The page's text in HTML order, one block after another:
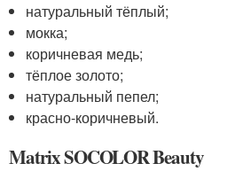
натуральный тёплый;
мокка;
коричневая медь;
тёплое золото;
натуральный пепел;
красно-коричневый.
Matrix SOCOLOR Beauty